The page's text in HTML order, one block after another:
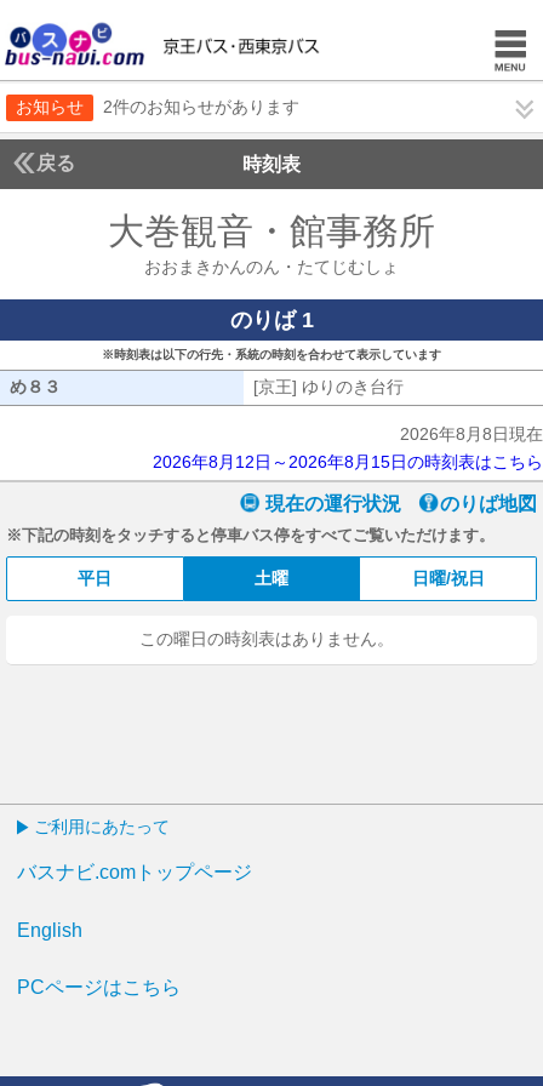
お知らせ 2件のお知らせがあります
戻る 時刻表
大巻観音・館事務所
おおまきかんのん・たてじむしょ
のりば 1
※時刻表は以下の行先・系統の時刻を合わせて表示しています
め８３ [京王] ゆりのき台行
2026年8月8日現在
2026年8月12日～2026年8月15日の時刻表はこちら
現在の運行状況 のりば地図
※下記の時刻をタッチすると停車バス停をすべてご覧いただけます。
平日 土曜 日曜/祝日
この曜日の時刻表はありません。
ご利用にあたって
バスナビ.comトップページ
English
PCページはこちら